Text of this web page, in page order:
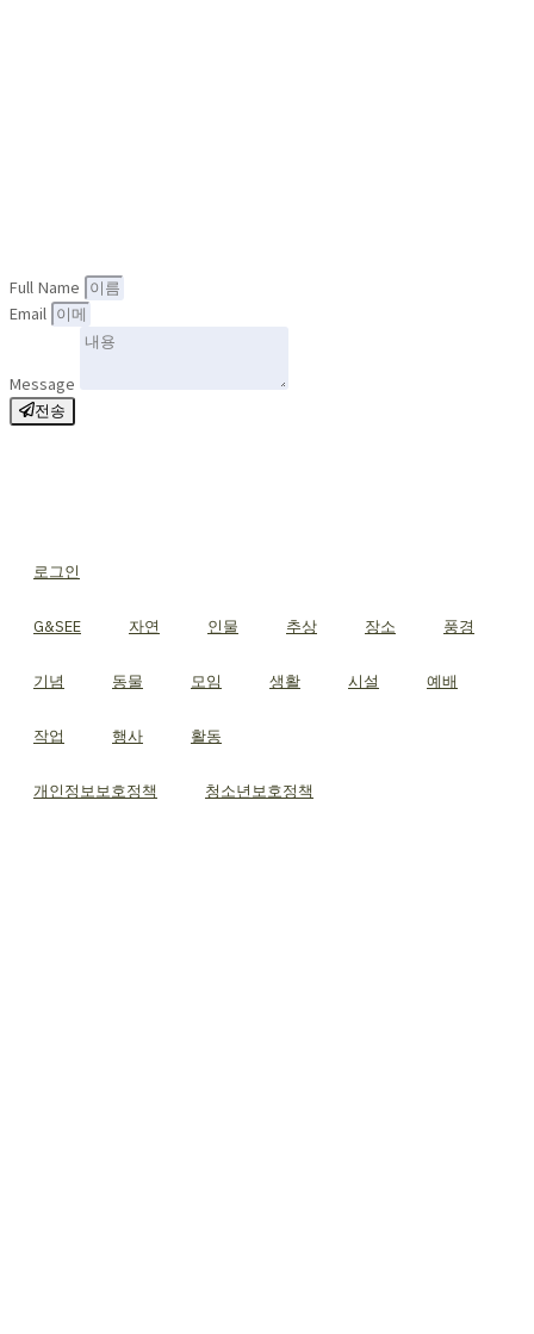
Full Name
Email
Message
전송
로그인
G&SEE 자연 인물 추상 장소 풍경
기념 동물 모임 생활 시설 예배
작업 행사 활동
개인정보보호정책 청소년보호정책